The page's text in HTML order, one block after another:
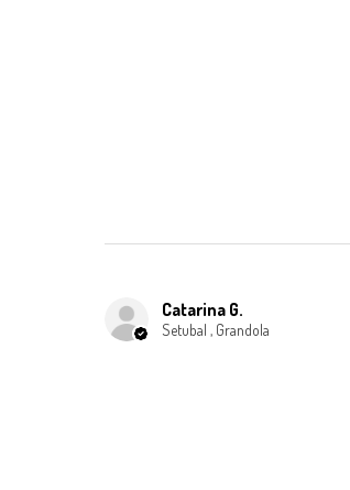
Catarina G.
Setubal , Grandola